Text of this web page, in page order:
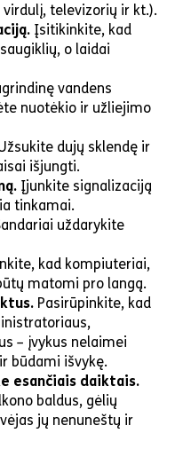
televizorių ir kt.).
Įsitikinkite, kad
o laidai
vandens
nuotėkio ir užliejimo
dujų sklendę ir
išjungti.
Įjunkite signalizaciją
tinkamai.
uždarykite
kad kompiuteriai,
matomi pro langą.
Pasirūpinkite, kad
– įvykus nelaimei
būdami išvykę.
esančiais daiktais.
baldus, gėlių
jų nenuneštų ir